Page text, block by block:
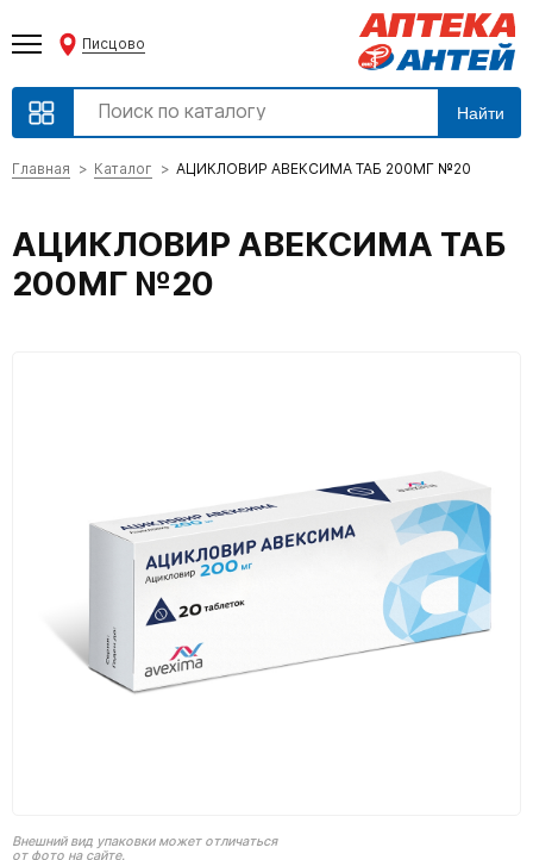
Писцово
Найти
Главная Каталог АЦИКЛОВИР АВЕКСИМА ТАБ 200МГ №20
АЦИКЛОВИР АВЕКСИМА ТАБ
200МГ №20
Внешний вид упаковки может отличаться
от фото на сайте.